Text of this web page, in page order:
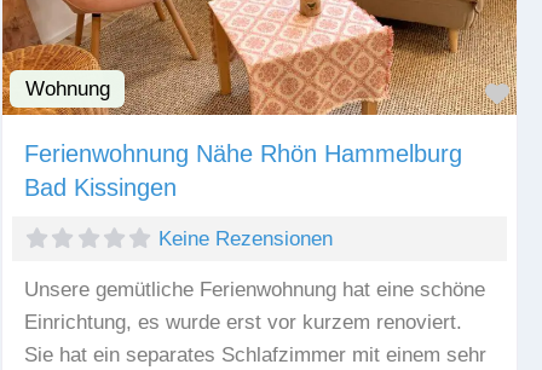
Wohnung
Ferienwohnung Nähe Rhön Hammelburg
Bad Kissingen
Keine Rezensionen
Unsere gemütliche Ferienwohnung hat eine schöne
Einrichtung, es wurde erst vor kurzem renoviert.
Sie hat ein separates Schlafzimmer mit einem sehr